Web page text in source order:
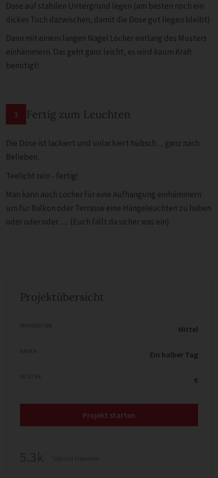
Dose auf stabilen Untergrund legen (am besten noch ein
dickes Tuch dazwischen, damit die Dose gut liegen bleibt).
Dann mit einem langen Nagel Löcher entlang des Musters
einhämmern. Das geht ganz leicht, es wird kaum Kraft
benötigt!
3 Fertig zum Leuchten
Die Dose ist lackiert und unlackiert hübsch .... ganz nach
Belieben.
Teelicht rein - fertig!
Man kann auch Löcher für eine Aufhängung einhämmern
um für Balkon oder Terrasse eine Hängeleuchten zu haben
oder oder oder ...... (Euch fällt da sicher was ein).
Projektübersicht
Mittel
Ein halber Tag
€
Projekt starten